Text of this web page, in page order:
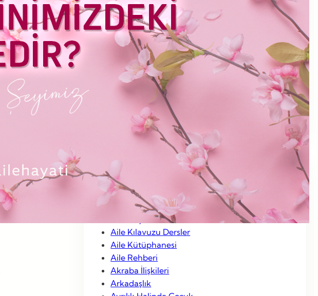
Haziran 2013
Mayıs 2013
Nisan 2013
Mart 2013
Şubat 2013
Ocak 2013
Kasım 2012
Ocak 2012
Categories
Aile Kılavuzu Dersler
Aile Kütüphanesi
Aile Rehberi
Akraba İlişkileri
Arkadaşlık